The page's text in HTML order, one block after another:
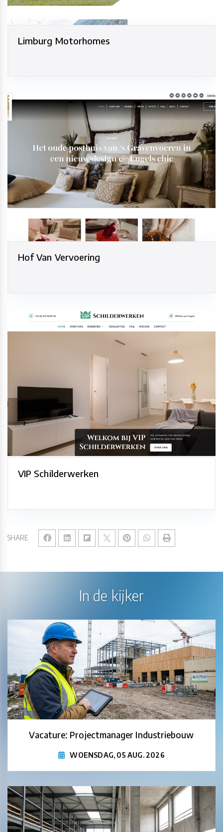
SHARE
Limburg Motorhomes
Hof Van Vervoering
VIP Schilderwerken
In de kijker
Vacature: Projectmanager Industriebouw
WOENSDAG, 05 AUG. 2026